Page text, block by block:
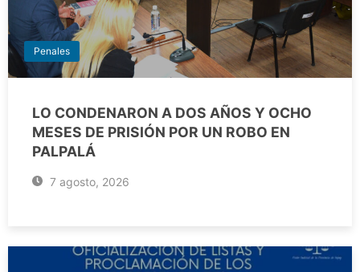
Penales
LO CONDENARON A DOS AÑOS Y OCHO
MESES DE PRISIÓN POR UN ROBO EN
PALPALÁ
7 agosto, 2026